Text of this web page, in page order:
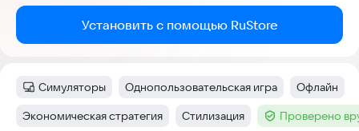
Установить с помощью RuStore
Категория:
Симуляторы Тег:
Однопользовательская игра Тег:
Офлайн
Тег:
Экономическая стратегия Тег:
Стилизация Тег :Проверено